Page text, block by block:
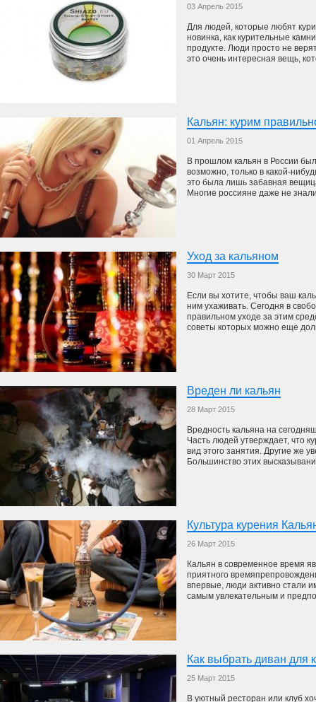
03 Апрель 2015
Для людей, которые любят
новинка, как курительные
продукте. Люди просто не
это очень интересная вещь,
Кальян: курим
01 Апрель 2015
В прошлом кальян в России
возможно, только в какой-
это была лишь забавная
Многие россияне даже не
Уход за кальяном
30 Март 2015
Если вы хотите, чтобы ваш
ним ухаживать. Сегодня в
правильном уходе за этим
советы которых можно еще
Вреден ли кальян
28 Март 2015
Вредность кальяна на
Часть людей утверждает, что
вид этого занятия. Другие же
Большинство этих
Культура курения
26 Март 2015
Кальян в современное время
приятного
впервые, люди активно стали
самым увлекательным и
Как выбрать диван для
25 Март 2015
В уютный ресторан или клуб